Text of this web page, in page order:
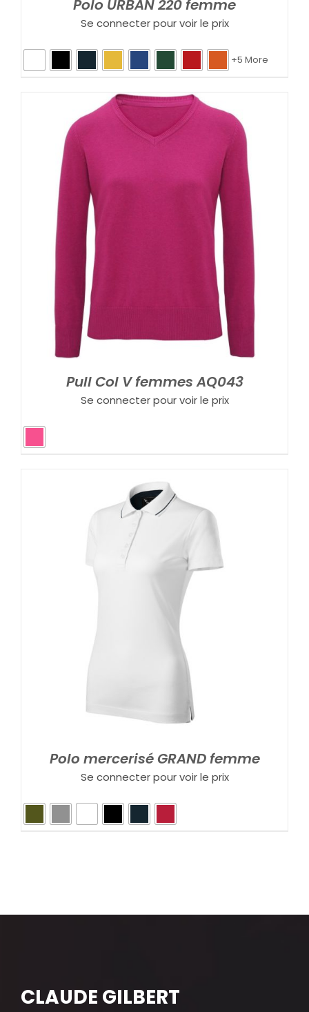
Polo URBAN 220 femme
Se connecter pour voir le prix
+5 More
Pull Col V femmes AQ043
Se connecter pour voir le prix
Polo mercerisé GRAND femme
Se connecter pour voir le prix
CLAUDE GILBERT